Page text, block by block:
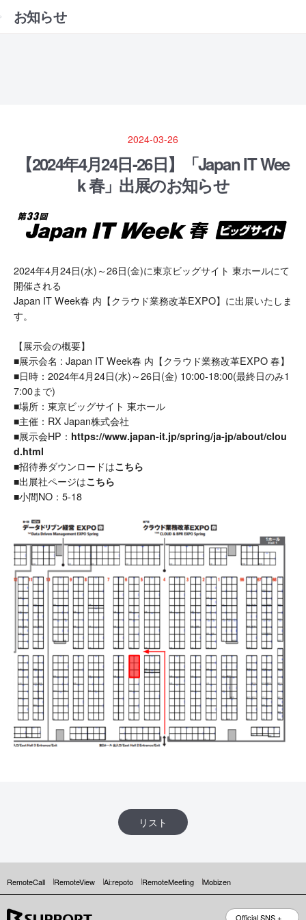
お知らせ
2024-03-26
【2024年4月24日-26日】「Japan IT Wee
k 春」出展のお知らせ
2024年4月24日(水)～26日(金)に東京ビッグサイト 東ホールにて
開催される
Japan IT Week春 内【クラウド業務改革EXPO】に出展いたしま
す。
【展示会の概要】
■展示会名 : Japan IT Week春 内【クラウド業務改革EXPO 春】
■日時：2024年4月24日(水)～26日(金) 10:00-18:00(最終日のみ1
7:00まで)
■場所：東京ビッグサイト 東ホール
■主催：RX Japan株式会社
■展示会HP： https://www.japan-it.jp/spring/ja-jp/about/clou
d.html
■招待券ダウンロードはこちら
■出展社ページはこちら
■小間NO：5-18
リスト
RemoteCall RemoteView Ai:repoto RemoteMeeting Mobizen
Official SNS +